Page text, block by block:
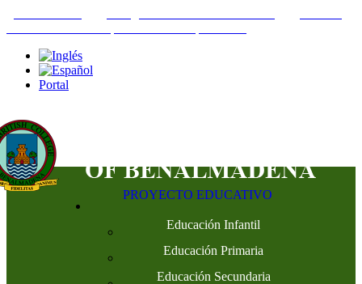
Portal
PROYECTO EDUCATIVO
Educación Infantil
Educación Primaria
Educación Secundaria